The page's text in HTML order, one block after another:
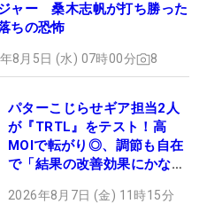
ャー 桑木志帆が打ち勝った
ちの恐怖
8月5日 (水) 07時00分 8
パターこじらせギア担当2人
が『TRTL』をテスト！高
MOIで転がり◎、調節も自在
で「結果の改善効果にかなり
2026年8月7日 (金) 11時15分